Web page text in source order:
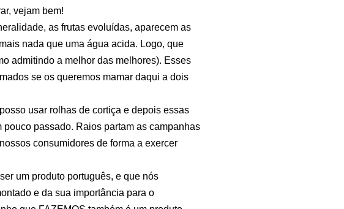
vejam bem!
as frutas evoluídas, aparecem as
nada que uma água acida. Logo, que
admitindo a melhor das melhores). Esses
se os queremos mamar daqui a dois
usar rolhas de cortiça e depois essas
passado. Raios partam as campanhas
consumidores de forma a exercer
um produto português, e que nós
e da sua importância para o